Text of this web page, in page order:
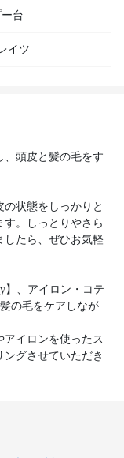
台
イツ
、頭皮と髪の毛をす
状態をしっかりと
。しっとりやさら
したら、ぜひお気軽
】、アイロン・コテ
の毛をケアしなが
イロンを使ったス
グさせていただき